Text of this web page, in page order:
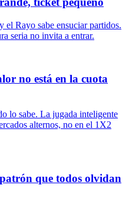
Rayo sabe ensuciar partidos.
seria no invita a entrar.
no está en la cuota
lo sabe. La jugada inteligente
alternos, no en el 1X2
que todos olvidan